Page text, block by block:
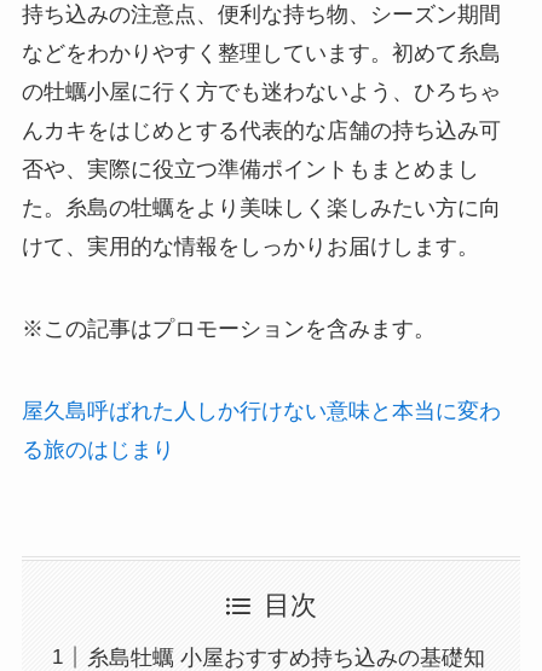
持ち込みの注意点、便利な持ち物、シーズン期間
などをわかりやすく整理しています。初めて糸島
の牡蠣小屋に行く方でも迷わないよう、ひろちゃ
んカキをはじめとする代表的な店舗の持ち込み可
否や、実際に役立つ準備ポイントもまとめまし
た。糸島の牡蠣をより美味しく楽しみたい方に向
けて、実用的な情報をしっかりお届けします。
※この記事はプロモーションを含みます。
屋久島呼ばれた人しか行けない意味と本当に変わ
る旅のはじまり
目次
糸島牡蠣 小屋おすすめ持ち込みの基礎知